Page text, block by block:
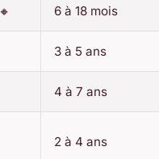
6 à 18 mois
3 à 5 ans
4 à 7 ans
2 à 4 ans